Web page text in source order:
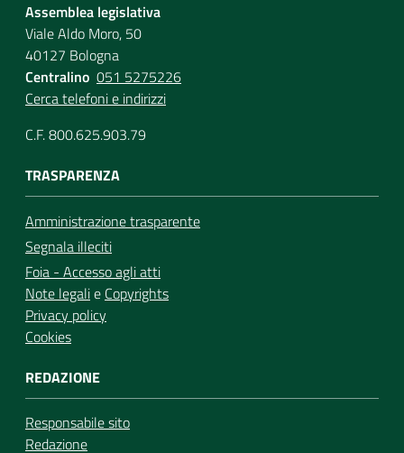
Assemblea legislativa
Viale Aldo Moro, 50
40127 Bologna
Centralino 051 5275226
Cerca telefoni e indirizzi
C.F. 800.625.903.79
TRASPARENZA
Amministrazione trasparente
Segnala illeciti
Foia - Accesso agli atti
Note legalie Copyrights
Privacy policy
Cookies
REDAZIONE
Responsabile sito
Redazione